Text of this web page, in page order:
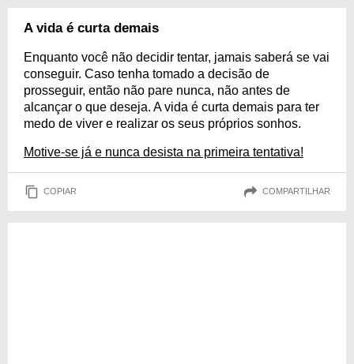
A vida é curta demais
Enquanto você não decidir tentar, jamais saberá se vai
conseguir. Caso tenha tomado a decisão de
prosseguir, então não pare nunca, não antes de
alcançar o que deseja. A vida é curta demais para ter
medo de viver e realizar os seus próprios sonhos.
Motive-se já e nunca desista na primeira tentativa!
COPIAR COMPARTILHAR